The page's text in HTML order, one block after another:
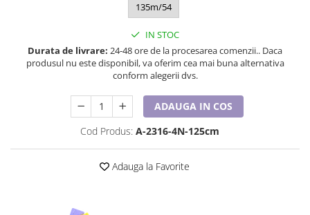
WINTER Collection
Seturi elegante femei
Pijamale de copii
Pijamale BIG SIZE femei
Tricouri de craciun
135m/54
IN STOC
Durata de livrare: 24-48 ore de la procesarea comenzii.. Daca
produsul nu este disponibil, va oferim cea mai buna alternativa
conform alegerii dvs.
ADAUGA IN COS
Cod Produs: A-2316-4N-125cm
Adauga la Favorite